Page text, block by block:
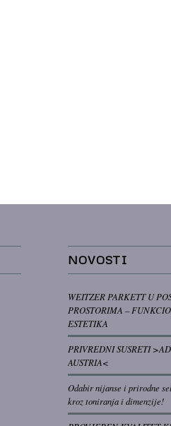
NOVOSTI
WEITZER PARKETT U
PROSTORIMA –
ESTETIKA
PRIVREDNI SUSRETI
AUSTRIA<
Odabir nijanse i prirodne
kroz toniranja i dimenzije!